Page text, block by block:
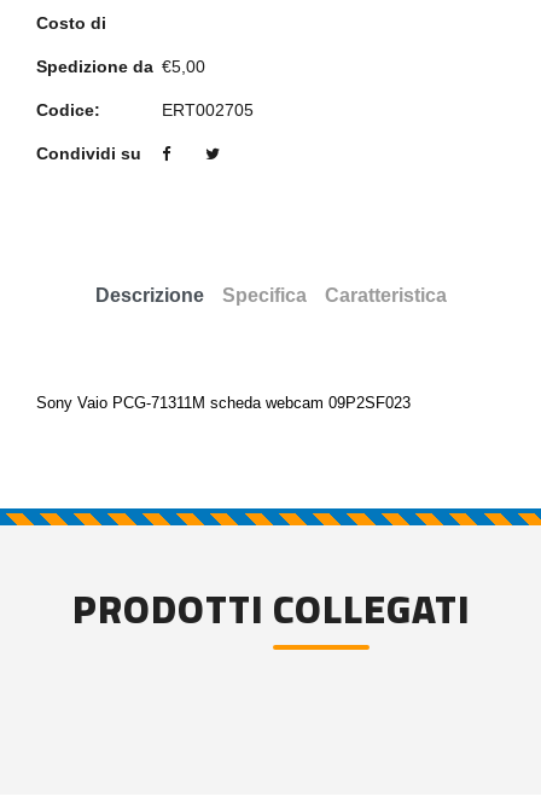
Costo di
Spedizione da €5,00
Codice: ERT002705
Condividi su
Descrizione Specifica Caratteristica
Sony Vaio PCG-71311M scheda webcam 09P2SF023
PRODOTTI COLLEGATI